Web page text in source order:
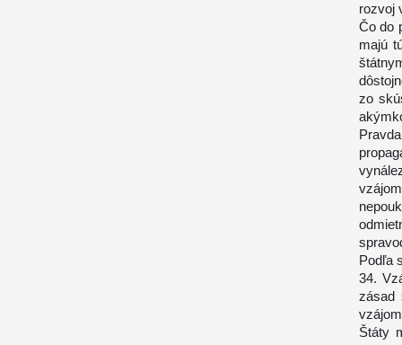
rozvoj
Čo do
majú
zo
Podľa
34.
zásad
Štáty